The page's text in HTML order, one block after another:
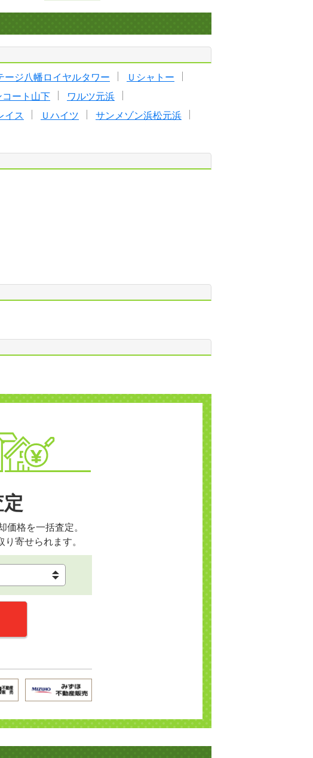
ージ八幡ロイヤルタワー
Ｕシャトー
コート山下
ワルツ元浜
イス Ｕハイツ
サンメゾン浜松元浜
格を一括査定。
寄せられます。